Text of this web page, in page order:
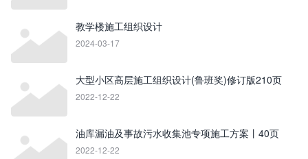
教学楼施工组织设计
2024-03-17
大型小区高层施工组织设计(鲁班奖)修订版210页
2022-12-22
油库漏油及事故污水收集池专项施工方案丨40页
2022-12-22